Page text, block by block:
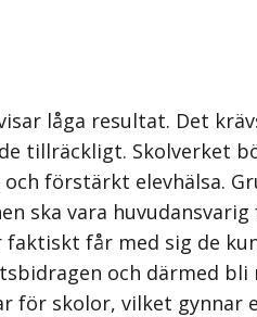
låga resultat. Det
tillräckligt. Skolverket
förstärkt elevhälsa.
ska vara
får med sig de
och därmed
skolor, vilket gynnar